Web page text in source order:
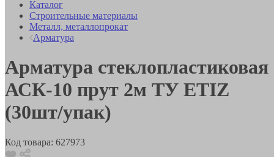
Каталог
Строительные материалы
Металл, металлопрокат
Арматура
Арматура стеклопластиковая
АСК-10 прут 2м ТУ ETIZ
(30шт/упак)
Код товара: 627973